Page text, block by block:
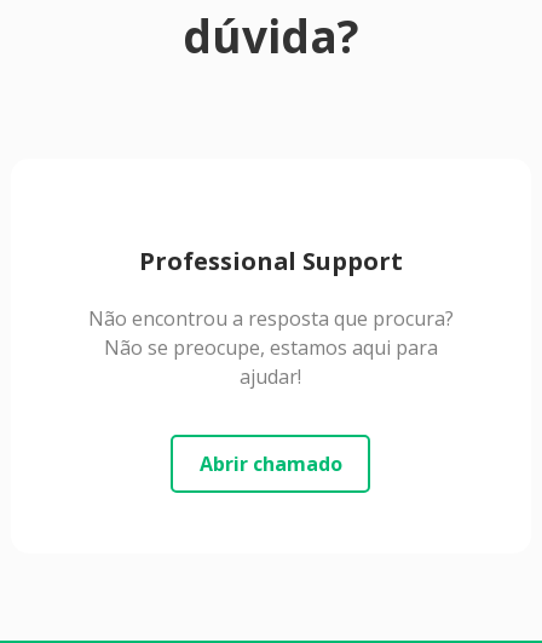
dúvida?
Professional Support
Não encontrou a resposta que procura?
Não se preocupe, estamos aqui para
ajudar!
Abrir chamado